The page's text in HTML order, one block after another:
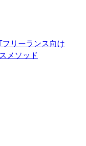
フリーランス向け
メソッド